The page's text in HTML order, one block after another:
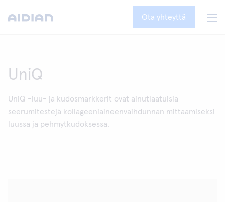
Ota yhteyttä
UniQ
UniQ -luu- ja kudosmarkkerit ovat ainutlaatuisia
seerumitestejä kollageeniaineenvaihdunnan mittaamiseksi
luussa ja pehmytkudoksessa.